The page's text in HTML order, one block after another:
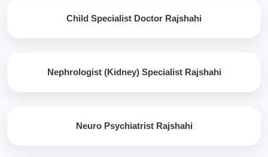
Child Specialist Doctor Rajshahi
Nephrologist (Kidney) Specialist Rajshahi
Neuro Psychiatrist Rajshahi